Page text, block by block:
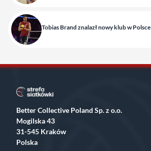
Tobias Brand znalazł nowy klub w Polsce
Better Collective Poland Sp. z o.o.
Mogilska 43
31-545 Kraków
Polska